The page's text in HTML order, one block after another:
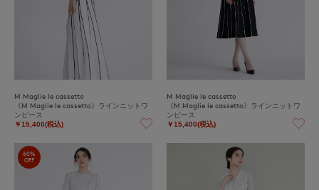
M Maglie le cassetto
《M Maglie le cassetto》ラインニットワ
ンピース
￥15,400(税込)
M Maglie le cassetto
《M Maglie le cassetto》ラインニットワ
ンピース
￥15,400(税込)
60%
OFF